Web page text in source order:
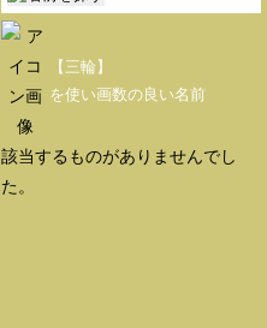
【三輪】
を使い画数の良い名前
該当するものがありませんでし
た。